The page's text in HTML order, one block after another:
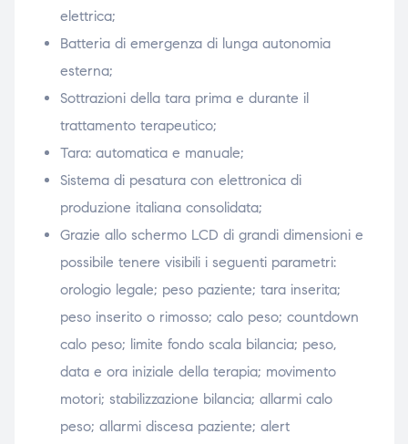
elettrica;
Batteria di emergenza di lunga autonomia
esterna;
Sottrazioni della tara prima e durante il
trattamento terapeutico;
Tara: automatica e manuale;
Sistema di pesatura con elettronica di
produzione italiana consolidata;
Grazie allo schermo LCD di grandi dimensioni e
possibile tenere visibili i seguenti parametri:
orologio legale; peso paziente; tara inserita;
peso inserito o rimosso; calo peso; countdown
calo peso; limite fondo scala bilancia; peso,
data e ora iniziale della terapia; movimento
motori; stabilizzazione bilancia; allarmi calo
peso; allarmi discesa paziente; alert